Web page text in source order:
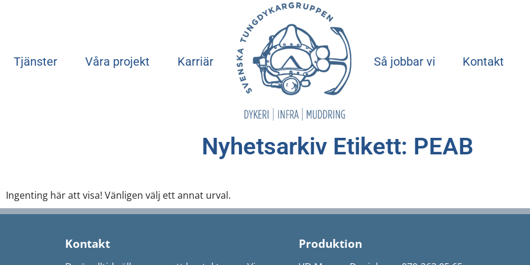
Tjänster Våra projekt Karriär Start Så jobbar vi Kontakt
Nyhetsarkiv Etikett: PEAB
Ingenting här att visa! Vänligen välj ett annat urval.
Kontakt Produktion